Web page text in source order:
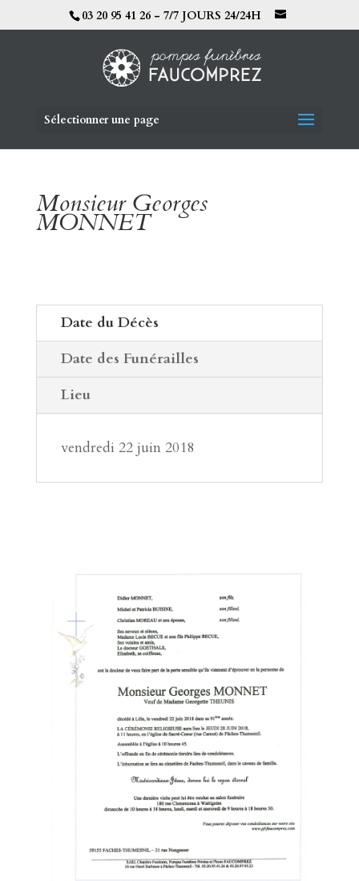
03 20 95 41 26 - 7/7 JOURS 24/24H
Sélectionner une page
Monsieur Georges
MONNET
Date du Décès
Date des Funérailles
Lieu
vendredi 22 juin 2018